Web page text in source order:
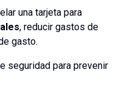
una tarjeta para
, reducir gastos de
gasto.
seguridad para prevenir